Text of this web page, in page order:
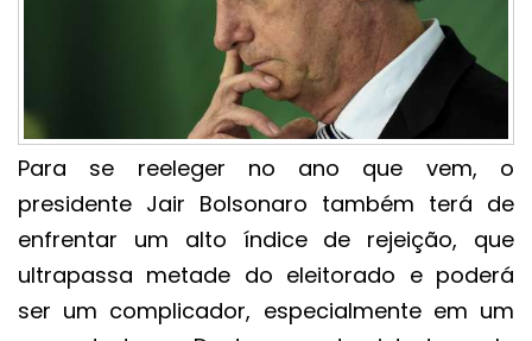
Para se reeleger no ano que vem, o
presidente Jair Bolsonaro também terá de
enfrentar um alto índice de rejeição, que
ultrapassa metade do eleitorado e poderá
ser um complicador, especialmente em um